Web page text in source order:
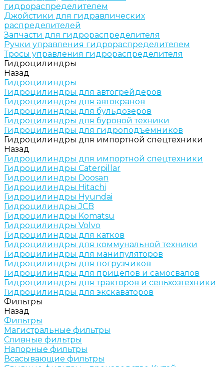
гидрораспределителем
Джойстики для гидравлических
распределителей
Запчасти для гидрораспределителя
Ручки управления гидрораспределителем
Тросы управления гидрораспределителя
Гидроцилиндры
Назад
Гидроцилиндры
Гидроцилиндры для автогрейдеров
Гидроцилиндры для автокранов
Гидроцилиндры для бульдозеров
Гидроцилиндры для буровой техники
Гидроцилиндры для гидроподъемников
Гидроцилиндры для импортной спецтехники
Назад
Гидроцилиндры для импортной спецтехники
Гидроцилиндры Caterpillar
Гидроцилиндры Doosan
Гидроцилиндры Hitachi
Гидроцилиндры Hyundai
Гидроцилиндры JCB
Гидроцилиндры Komatsu
Гидроцилиндры Volvo
Гидроцилиндры для катков
Гидроцилиндры для коммунальной техники
Гидроцилиндры для манипуляторов
Гидроцилиндры для погрузчиков
Гидроцилиндры для прицепов и самосвалов
Гидроцилиндры для тракторов и сельхозтехники
Гидроцилиндры для экскаваторов
Фильтры
Назад
Фильтры
Магистральные фильтры
Сливные фильтры
Напорные фильтры
Всасывающие фильтры